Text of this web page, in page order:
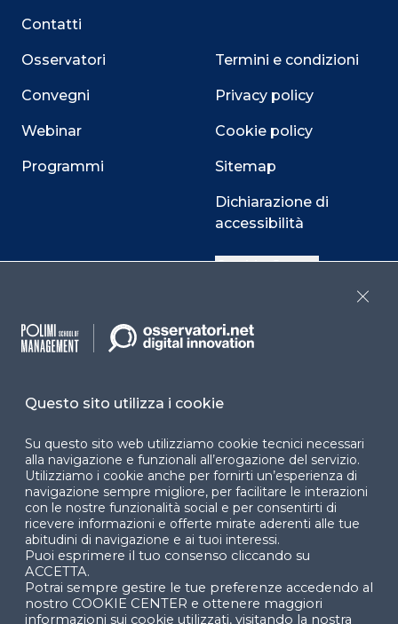
Contatti
Osservatori
Convegni
Webinar
Programmi
Termini e condizioni
Privacy policy
Cookie policy
Sitemap
Dichiarazione di
accessibilità
Cookie Center
Facebook LinkedIn
© 2024 Copyright © Politecnico di Milano Dipartimento
di Ingegneria Gestionale
Questo sito utilizza i cookie
Su questo sito web utilizziamo cookie tecnici necessari
alla navigazione e funzionali all’erogazione del servizio.
Utilizziamo i cookie anche per fornirti un’esperienza di
navigazione sempre migliore, per facilitare le interazioni
con le nostre funzionalità social e per consentirti di
ricevere informazioni e offerte mirate aderenti alle tue
abitudini di navigazione e ai tuoi interessi.
Puoi esprimere il tuo consenso cliccando su
ACCETTA.
Potrai sempre gestire le tue preferenze accedendo al
nostro COOKIE CENTER e ottenere maggiori
informazioni sui cookie utilizzati, visitando la nostra